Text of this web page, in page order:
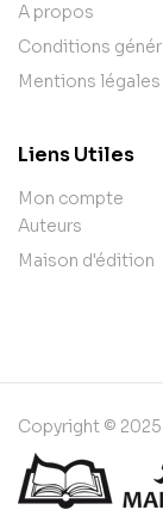
A propos
Conditions
Mentions légales
Liens Utiles
Mon compte
Auteurs
Maison d'édition
Copyright © 2025